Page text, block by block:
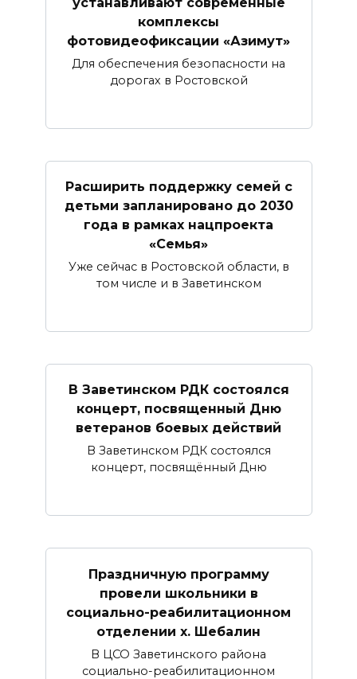
комплексы
фотовидеофиксации «Азимут»
Для обеспечения безопасности на
дорогах в Ростовской
Расширить поддержку семей с
детьми запланировано до 2030
года в рамках нацпроекта
«Семья»
Уже сейчас в Ростовской области, в
том числе и в Заветинском
В Заветинском РДК состоялся
концерт, посвященный Дню
ветеранов боевых действий
В Заветинском РДК состоялся
концерт, посвящённый Дню
Праздничную программу
провели школьники в
социально-реабилитационном
отделении х. Шебалин
В ЦСО Заветинского района
социально-реабилитационном